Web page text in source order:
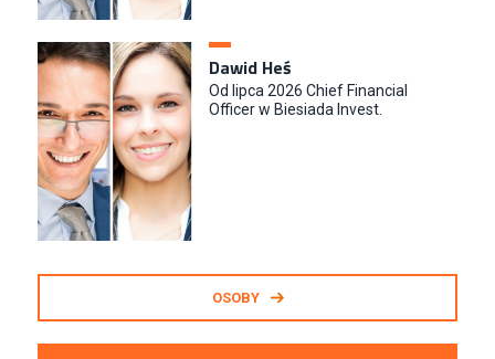
Dawid Heś
Od lipca 2026 Chief Financial
Officer w Biesiada Invest.
OSOBY